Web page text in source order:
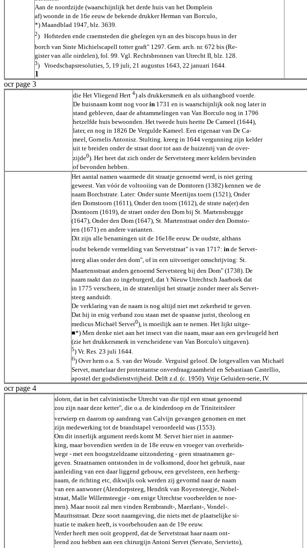
Aan de noordzijde (waarschijnlijk het derde huis van het Domplein
af) woonde in de 16e eeuw de bekende drukker Herman van Borculo,
*) Maandblad 1947, blz. 3639.
2) Hofsteden ende craemsteden die ghelegen syn an des biscops huus in der
borch van Sinte Michielscapell totter graft" 1297. Gem. arch. nr. 672 bis (Re-
gister van alle oirdelen), fol. 99. Vgl. Rechtsbronnen van Utrecht II, blz. 128.
3) Vroedschapsresoluties, 5, 19 juli, 21 augustus 1643, 22 januari 1644.
1
ocr page 3
die Het Vliegend Hert 4) als drukkersmerk en als uithangbord voerde.
De huisnaam komt nog voorin 1731 en is waarschijnlijk ook nog later in
stand gebleven, daar de afstammelingen van Van Borculo nog in 1796
hetzelfde huis bewoonden. Het tweede huis heette De Cameel (1644),
later, en nog in 1826 De Vergulde Kameel. Een eigenaar van De Ca-
meel, Gornelis Antonisz. Stulting. kreeg in 1644 vergunning zijn kelder
uit te breiden onder de straat door tot aan de huizenrij van de over-
zijde0). Het heet dat zich onder de Servetsteeg meer kelders bevinden
of bevonden hebben.
Het aantal namen waarmede dit straatje genoemd werd, is niet gering
geweest. Van vóór de voltooiing van de Domtoren (1382) kennen we de
naam Borchstrate. Later: Onder sunte Meertijns toern (1521), Onder
den Domstoorn (1611), Onder den toorn (1612), de strate na(er) den
Domtoorn (1619), de straet onder den Dom bij St. Martensbrugge
(1647), Onder den Dom (1647), St. Martenstraat onder den Domsto-
ren (1671) en andere varianten.
Dit zijn alle benamingen uit de 16e18e eeuw. De oudste, althans
oudst bekende vermelding van Servetstraat" is van 1717: in de Servet-
steeg alias onder den dom", of in een uitvoeriger omschrijving: St.
Maartensstraat anders genoemd Servetsteeg bij den Dom" (1738). De
naam raakt dan zo ingeburgerd, dat 't Nieuw Utrechtsch Jaarboek dat
in 1775 verscheen, in de stratenlijst het straatje zonder meer als Servet-
steeg aanduidt.
De verklaring van de naam is nog altijd niet met zekerheid te geven.
Dat hij in enig verband zou staan met de spaanse jurist, theoloog en
medicus Michaël Servet0), is moeilijk aan te nemen. Het lijkt uitge-
■*) Men denke niet aan het insect van die naam, maar aan een gevleugeld hert
(zie het drukkersmerk in verscheidene van Van Borculo's uitgaven).
5) Vr. Res. 23 juli 1644.
fi) Over hem o.a. S. van der Woude. Verguisd geloof. De lotgevallen van Michaël
Servet, martelaar der protestantse onverdraagzaamheid en Sebastiaan Castellio,
apostel der godsdienstvrijheid. Delft z.d. (c. 1950). Vrije Geluiden-serie, IV.
ocr page 4
sloten, dat in het calvinistische Utrecht van die tijd een straat genoemd
zou zijn naar deze ketter", die o.a. de kinderdoop en de Triniteitsleer
verwierp en daarom op aandrang van Calvijn gevangen genomen en met
zijn medewerking tot de brandstapel veroordeeld was (1553).
Om dit innerlijk argument reeds komt M. Servet hier niet in aanmer-
king, maar bovendien werden in de 18e eeuw en vroeger van overheids-
wege - met een hoogstzeldzame uitzondering - geen straatnamen ge-
geven. Straatnamen ontstonden in de volksmond, door het gebruik, naar
aanleiding van een daar liggend gebouw, een gevelsteen, een herberg-
naam, de richting etc, dikwijls ook werden zij gevormd naar de naam
van een aanwoner (Alendorpsteeg, Hendrik van Royensteegje, Nobel-
straat, Malle Willemsteegje - om enige Utrechtse voorbeelden te noe-
men). Maar nooit zal men vinden Rembrandt-, Maerlant-, Vondel-.
Mauritsstraat. Deze soort naamgeving, die niets met de plaatselijke si-
tuatie te maken heeft, is voorbehouden aan de 19e eeuw.
Verder heeft men ooit geopperd, dat de Servetstraat haar naam ont-
leend zou hebben aan een chirurgijn Antoni Servet (Servato, Servietto),